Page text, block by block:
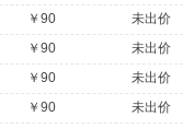
￥90 未出价
￥90 未出价
￥90 未出价
￥90 未出价